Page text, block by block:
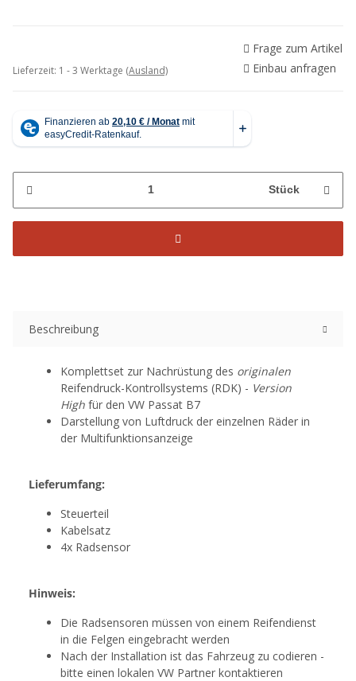
Lieferzeit: 1 - 3 Werktage (Ausland)
Frage zum Artikel
Einbau anfragen
Stück
Beschreibung
Komplettset zur Nachrüstung des originalen
Reifendruck-Kontrollsystems (RDK) - Version
High für den VW Passat B7
Darstellung von Luftdruck der einzelnen Räder in
der Multifunktionsanzeige
Lieferumfang:
Steuerteil
Kabelsatz
4x Radsensor
Hinweis:
Die Radsensoren müssen von einem Reifendienst
in die Felgen eingebracht werden
Nach der Installation ist das Fahrzeug zu codieren -
bitte einen lokalen VW Partner kontaktieren